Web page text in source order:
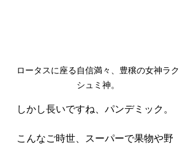
ロータスに座る自信満々、豊穣の女神ラク
シュミ神。
しかし長いですね、パンデミック。
こんなご時世、スーパーで果物や野